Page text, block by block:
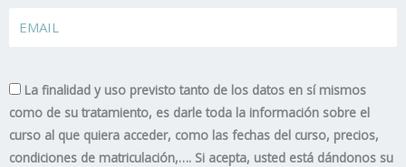
La finalidad y uso previsto tanto de los datos en sí mismos
como de su tratamiento, es darle toda la información sobre el
curso al que quiera acceder, como las fechas del curso, precios,
condiciones de matriculación,…. Si acepta, usted está dándonos su